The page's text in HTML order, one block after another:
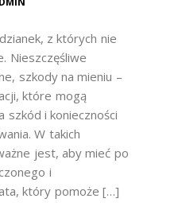
z których nie
Nieszczęśliwe
szkody na mieniu –
które mogą
szkód i konieczności
W takich
jest, aby mieć po
i
który pomoże […]